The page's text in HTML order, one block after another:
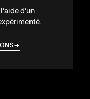
d’un
→
→